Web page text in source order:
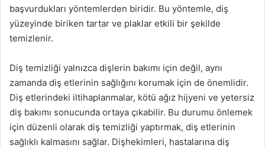
başvurdukları yöntemlerden biridir. Bu yöntemle, diş
yüzeyinde biriken tartar ve plaklar etkili bir şekilde
temizlenir.
Diş temizliği yalnızca dişlerin bakımı için değil, aynı
zamanda diş etlerinin sağlığını korumak için de önemlidir.
Diş etlerindeki iltihaplanmalar, kötü ağız hijyeni ve yetersiz
diş bakımı sonucunda ortaya çıkabilir. Bu durumu önlemek
için düzenli olarak diş temizliği yaptırmak, diş etlerinin
sağlıklı kalmasını sağlar. Dişhekimleri, hastalarına diş